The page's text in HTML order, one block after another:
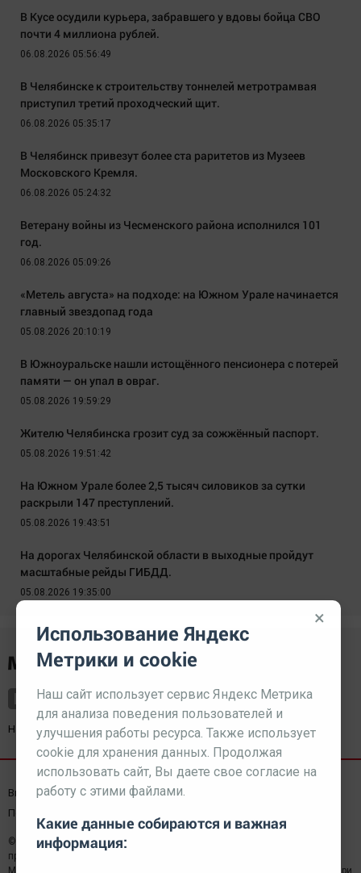
В Кусе осудили курьера, забравшего у вдовы бойца СВО
почти 4 миллиона рублей.
06.08.2026 05:56:49
В Челябинске к строительству тоннелей метротрамвая
приступил третий проходческий щит.
06.08.2026 05:35:17
В Челябинск привезут более ста раритетов из Музеев
Московского Кремля.
06.08.2026 05:24:32
Ветерану войны из Чесменского района исполнился 101
год.
06.08.2026 05:09:26
«Метель августа» на подходе: на Южном Урале начинается
главный звездопад года
05.08.2026 20:10:19
В Южноуральске нашли истощённого пенсионера с потерей
памяти — он упал в овраг.
05.08.2026 19:59:29
Жителю Челябинска грозит суд за сожжённый паспорт.
05.08.2026 19:51:42
На Южном Урале более 2,5 тысяч силовиков за сутки
раскрыли 147 преступлений.
05.08.2026 19:43:51
На дорогах Челябинской области в выходные пройдут
масштабные рейды ГИБДД.
05.08.2026 19:35:00
Наш партнерkurorty-sochi.ru
Выходные данные СМИ Реклама
Пользовательское соглашение
© 2026 МЕДИАЗАВОД — Сайт может содержать контент,
предназначенный для лиц 18+
×
Использование Яндекс
Метрики и cookie
Наш сайт использует сервис Яндекс Метрика
для анализа поведения пользователей и
улучшения работы ресурса. Также использует
cookie для хранения данных. Продолжая
использовать сайт, Вы даете свое согласие на
работу с этими файлами.
Какие данные собираются и важная
информация: